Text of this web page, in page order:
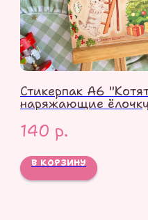
Стикерпак А6
наряжающие
140 р.
В КОРЗИНУ